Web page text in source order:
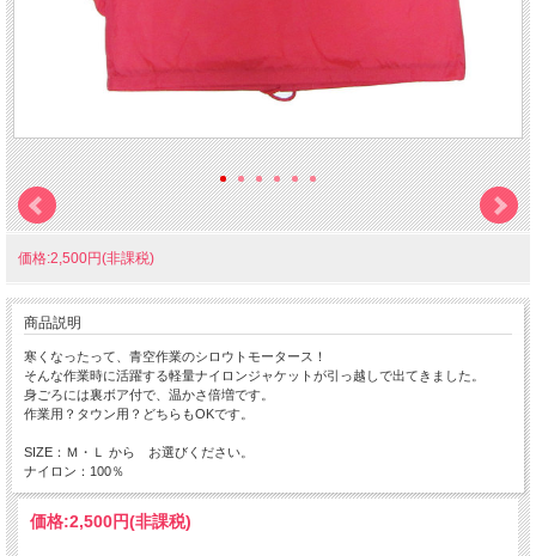
価格:2,500円(非課税)
商品説明
寒くなったって、青空作業のシロウトモータース！
そんな作業時に活躍する軽量ナイロンジャケットが引っ越しで出てきました。
身ごろには裏ボア付で、温かさ倍増です。
作業用？タウン用？どちらもOKです。
SIZE：Ｍ・Ｌ から お選びください。
ナイロン：100％
価格:2,500円(非課税)